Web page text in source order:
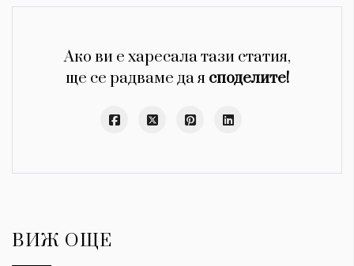
Ако ви е харесала тази статия,
ще се радваме да я споделите!
ВИЖ ОЩЕ